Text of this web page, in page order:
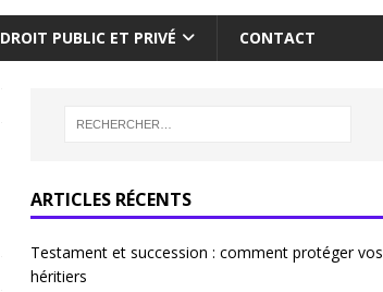
DROIT PUBLIC ET PRIVÉ CONTACT
ARTICLES RÉCENTS
Testament et succession : comment protéger vos
héritiers